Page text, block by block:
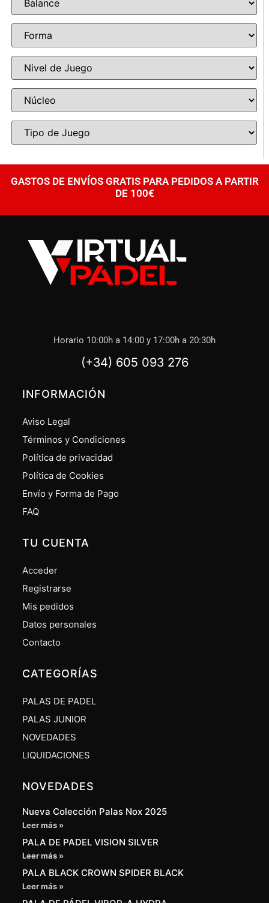
GASTOS DE ENVÍOS GRATIS PARA PEDIDOS A PARTIR
DE 100€
Horario 10:00h a 14:00 y 17:00h a 20:30h
(+34) 605 093 276
INFORMACIÓN
Aviso Legal
Términos y Condiciones
Política de privacidad
Política de Cookies
Envío y Forma de Pago
FAQ
TU CUENTA
Acceder
Registrarse
Mis pedidos
Datos personales
Contacto
CATEGORÍAS
PALAS DE PADEL
PALAS JUNIOR
NOVEDADES
LIQUIDACIONES
NOVEDADES
Nueva Colección Palas Nox 2025
Leer más »
PALA DE PADEL VISION SILVER
Leer más »
PALA BLACK CROWN SPIDER BLACK
Leer más »